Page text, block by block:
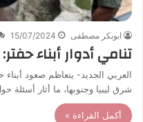
ابوبكر مصطفى 15/07/2024
تنامي أدوار أبناء
العربي الجديد- يتعاظم صعود
شرق ليبيا وجنوبها، ما أثار أسئلة
أكمل القراءة »